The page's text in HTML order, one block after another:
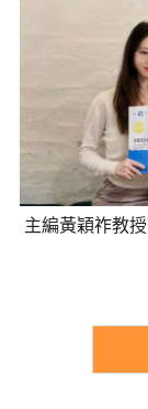
主編黃穎祚教